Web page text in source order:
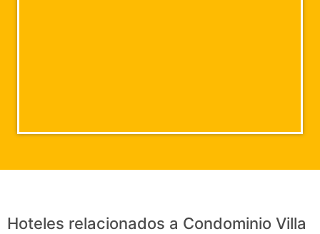
Hoteles relacionados a Condominio Villa